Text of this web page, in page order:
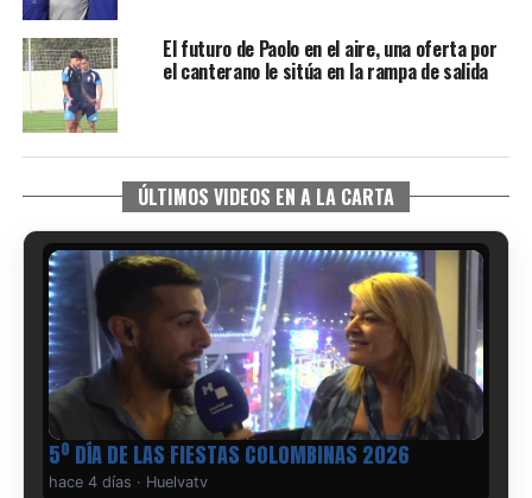
El futuro de Paolo en el aire, una oferta por
el canterano le sitúa en la rampa de salida
ÚLTIMOS VIDEOS EN A LA CARTA
5º DÍA DE LAS FIESTAS COLOMBINAS 2026
hace 4 días · Huelvatv